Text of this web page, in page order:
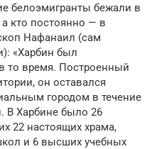
белоэмигранты бежали в
кто постоянно — в
Нафанаил (сам
«Харбин был
то время. Построенный
он оставался
городом в течение
В Харбине было 26
22 настоящих храма,
и 6 высших учебных